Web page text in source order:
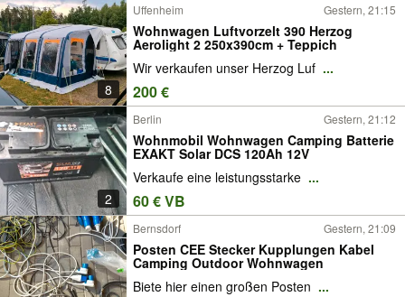
8
Uffenheim Gestern, 21:15
Wohnwagen Luftvorzelt 390 Herzog
Aerolight 2 250x390cm + Teppich
Wir verkaufen unser Herzog Luf ...
200 €
2
Berlin Gestern, 21:12
Wohnmobil Wohnwagen Camping Batterie
EXAKT Solar DCS 120Ah 12V
Verkaufe eine leistungsstarke ...
60 € VB
Bernsdorf Gestern, 21:09
Posten CEE Stecker Kupplungen Kabel
Camping Outdoor Wohnwagen
Biete hier einen großen Posten ...